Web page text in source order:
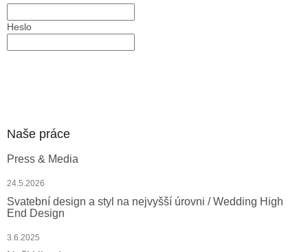
Heslo
Naše práce
Press & Media
24.5.2026
Svatební design a styl na nejvyšší úrovni / Wedding High
End Design
3.6.2025